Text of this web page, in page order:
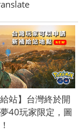
給站】台灣終於開
40玩家限定，圖